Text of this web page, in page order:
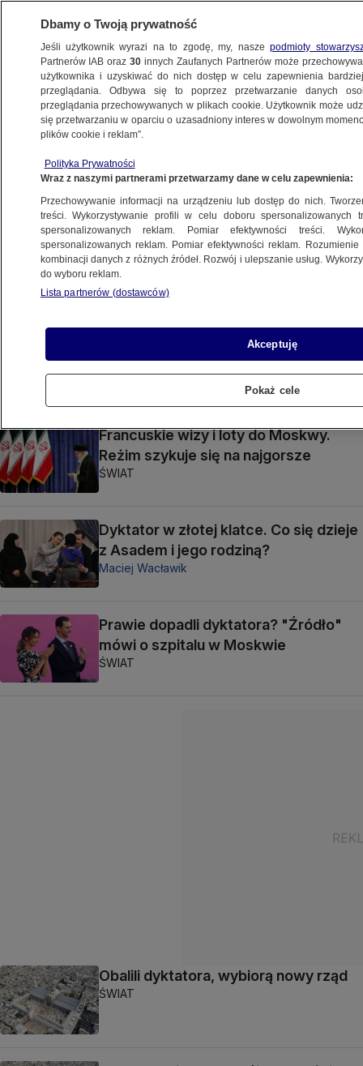
BASZAR AL-ASAD
Odkryto tajny program broni
chemicznej. Zatrzymano 18 osób
ŚWIAT
Bilal Hasan al-Dżasim zginął
w amerykańskim ataku. Odwet
za zasadzkę
ŚWIAT
USA zaatakowały w Syrii. Celem
bojownicy ISIS
ŚWIAT
Francuskie wizy i loty do Moskwy.
Reżim szykuje się na najgorsze
ŚWIAT
Dyktator w złotej klatce. Co się dzieje
z Asadem i jego rodziną?
Maciej Wacławik
Prawie dopadli dyktatora? "Źródło"
mówi o szpitalu w Moskwie
ŚWIAT
Obalili dyktatora, wybiorą nowy rząd
ŚWIAT
Dbamy o Twoją prywatność
Jeśli użytkownik wyrazi na to zgodę, my, naszepodmioty
Partnerów IAB oraz30 innych Zaufanych Partnerów może
użytkownika i uzyskiwać do nich dostęp w celu zapewnienia
przeglądania. Odbywa się to poprzez przetwarzanie danych
przeglądania przechowywanych w plikach cookie. Użytkownik może
się przetwarzaniu w oparciu o uzasadniony interes w dowolnym
plików cookie i reklam”.
Polityka Prywatności
Wraz z naszymi partnerami przetwarzamy dane w celu zapewnienia:
Przechowywanie informacji na urządzeniu lub dostęp do nich.
treści. Wykorzystywanie profili w celu doboru spersonalizowanych
spersonalizowanych reklam. Pomiar efektywności treści.
spersonalizowanych reklam. Pomiar efektywności reklam.
kombinacji danych z różnych źródeł. Rozwój i ulepszanie usług.
do wyboru reklam.
Lista partnerów (dostawców)
Akceptuję
Pokaż cele